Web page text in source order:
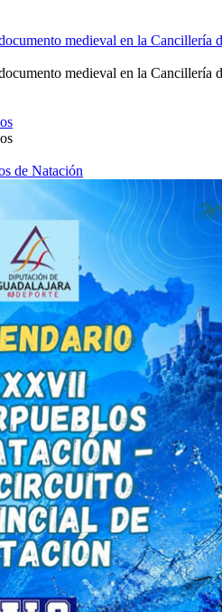
medieval en la Cancillería
medieval en la Cancillería
de Natación